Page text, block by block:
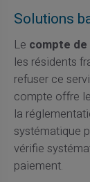
Solutions
Le compte de
les résidents
refuser ce
compte offre
la
systématique
vérifie
paiement.